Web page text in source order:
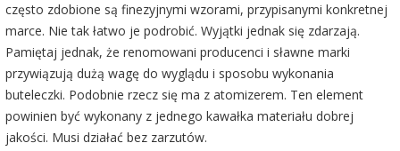
często zdobione są finezyjnymi wzorami, przypisanymi konkretnej
marce. Nie tak łatwo je podrobić. Wyjątki jednak się zdarzają.
Pamiętaj jednak, że renomowani producenci i sławne marki
przywiązują dużą wagę do wyglądu i sposobu wykonania
buteleczki. Podobnie rzecz się ma z atomizerem. Ten element
powinien być wykonany z jednego kawałka materiału dobrej
jakości. Musi działać bez zarzutów.